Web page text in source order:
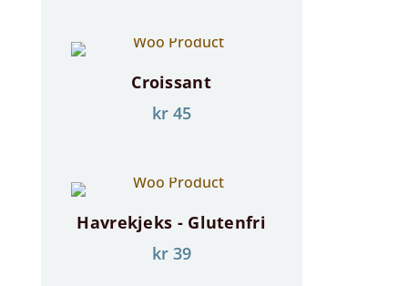
Croissant
kr45
Havrekjeks - Glutenfri
kr39